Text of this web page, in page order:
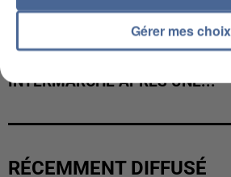
INTERMARCHÉ APRÈS UNE...
RÉCEMMENT DIFFUSÉ
Gérer mes choix